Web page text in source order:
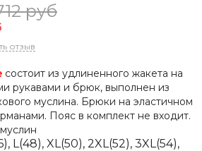
руб
отзыв
состоит из удлиненного жакета на
рукавами и брюк, выполнен из
муслина. Брюки на эластичном
Пояс в комплект не входит.
L(48), XL(50), 2XL(52), 3XL(54),